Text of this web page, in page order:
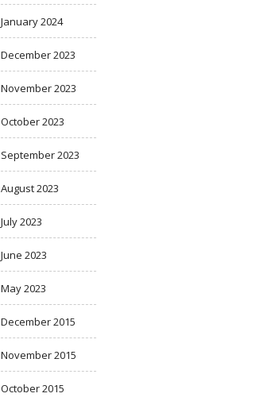
January 2024
December 2023
November 2023
October 2023
September 2023
August 2023
July 2023
June 2023
May 2023
December 2015
November 2015
October 2015